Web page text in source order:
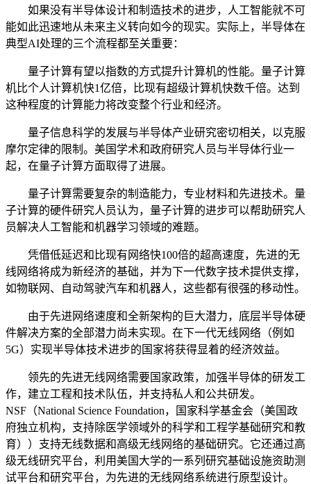
如果没有半导体设计和制造技术的进步，人工智能就不可
能如此迅速地从未来主义转向如今的现实。实际上，半导体在
典型AI处理的三个流程都至关重要：
量子计算有望以指数的方式提升计算机的性能。量子计算
机比个人计算机快1亿倍，比现有超级计算机快数千倍。达到
这种程度的计算能力将改变整个行业和经济。
量子信息科学的发展与半导体产业研究密切相关，以克服
摩尔定律的限制。美国学术和政府研究人员与半导体行业一
起，在量子计算方面取得了进展。
量子计算需要复杂的制造能力，专业材料和先进技术。量
子计算的硬件研究人员认为，量子计算的进步可以帮助研究人
员解决人工智能和机器学习领域的难题。
凭借低延迟和比现有网络快100倍的超高速度，先进的无
线网络将成为新经济的基础，并为下一代数字技术提供支撑，
如物联网、自动驾驶汽车和机器人，这些都有很强的移动性。
由于先进网络速度和全新架构的巨大潜力，底层半导体硬
件解决方案的全部潜力尚未实现。在下一代无线网络（例如
5G）实现半导体技术进步的国家将获得显着的经济效益。
领先的先进无线网络需要国家政策，加强半导体的研发工
作，建立工程和技术队伍，并支持私人和公共研发。
NSF（National Science Foundation，国家科学基金会（美国政
府独立机构，支持除医学领域外的科学和工程学基础研究和教
育））支持无线数据和高级无线网络的基础研究。它还通过高
级无线研究平台，利用美国大学的一系列研究基础设施资助测
试平台和研究平台，为先进的无线网络系统进行原型设计。